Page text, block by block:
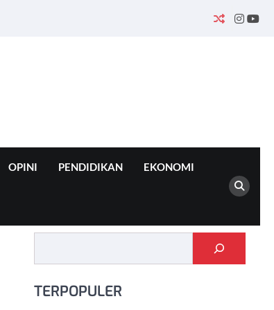
OPINI PENDIDIKAN EKONOMI
TERPOPULER